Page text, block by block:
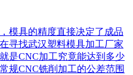
模具的精度直接决定了成品
寻找武汉塑料模具加工厂家
是CNC加工究竟能达到多少
规CNC铣削加工的公差范围